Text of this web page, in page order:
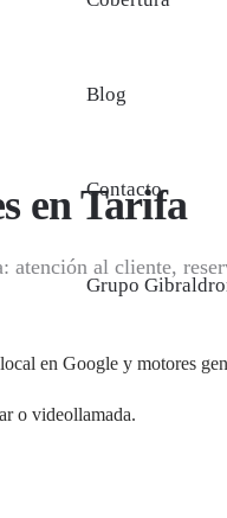
Blog
Contacto
Grupo
en Tarifa
atención al cliente,
en Google y motores
o videollamada.